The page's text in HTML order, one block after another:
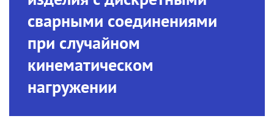
сварными соединениями
при случайном
кинематическом
нагружении